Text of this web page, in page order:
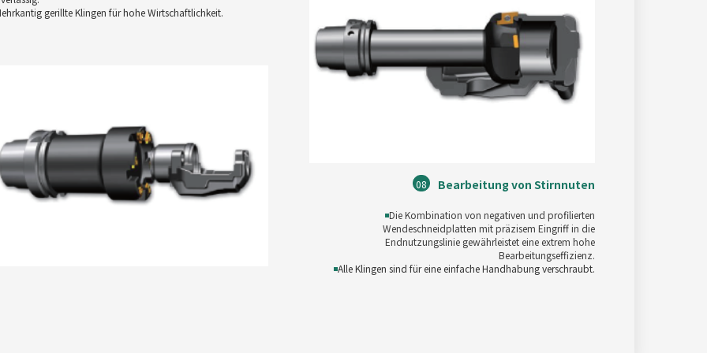
gerillte Klingen für hohe Wirtschaftlichkeit.
08 Bearbeitung von Stirnnuten
◾Die Kombination von negativen und profilierten
Wendeschneidplatten mit präzisem Eingriff in die
Endnutzungslinie gewährleistet eine extrem hohe
Bearbeitungseffizienz.
◾Alle Klingen sind für eine einfache Handhabung verschraubt.